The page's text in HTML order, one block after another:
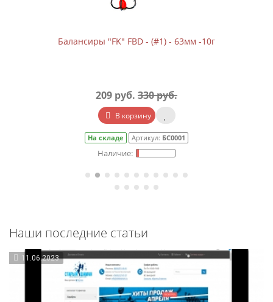
Балансиры "FK" FBD - (#1) - 63мм -10г
209 руб. 330 руб.
В корзину
На складе Артикул: БС0001
Наши последние статьи
11.06.2023